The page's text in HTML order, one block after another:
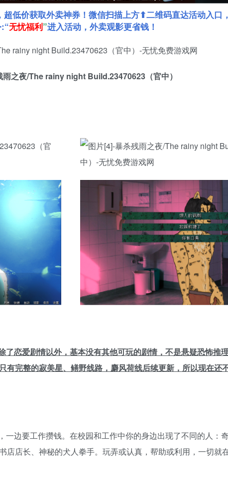
低价获取外卖神券！微信扫描上方⬆二维码直达活动入口
无忧福利”进入活动，外卖观影更省钱！
雨之夜/The rainy night Build.23470623（官中）
了恋爱剧情以外，基本没有其他可玩的剧情，不是悬疑恐怖推
有完整的寂美星、鳝野线路，麝风荷线后续更新，所以现在还
一边要工作攒钱。在校园和工作中你的身边出现了不同的人：
店长、神秘的犬人拳手。玩弄或认真，帮助或利用，一切就